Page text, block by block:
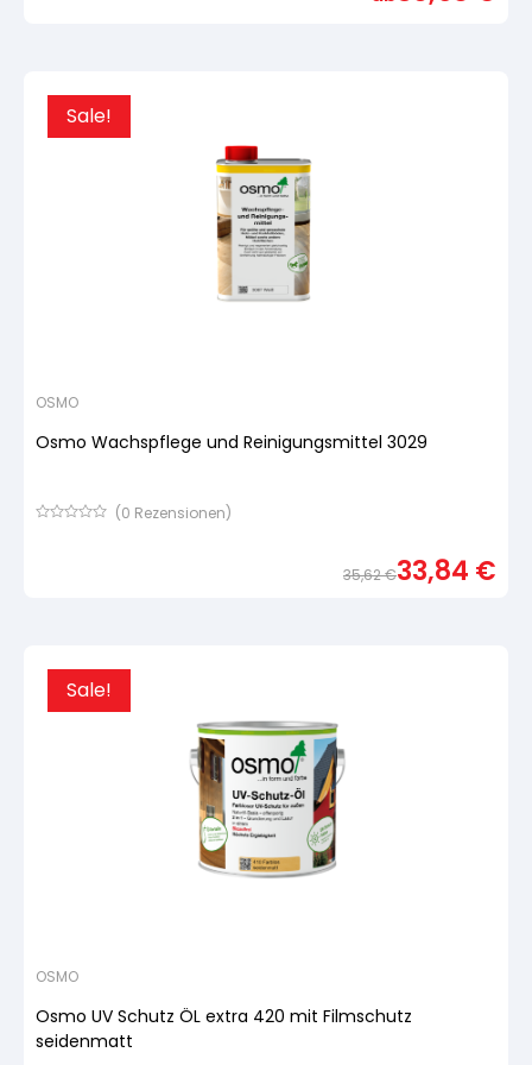
Sale!
OSMO
Osmo Wachspflege und Reinigungsmittel 3029
(0 Rezensionen)
35,62€33,84 €
Sale!
OSMO
Osmo UV Schutz ÖL extra 420 mit Filmschutz
seidenmatt